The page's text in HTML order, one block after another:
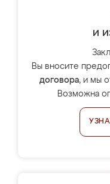
и
Вы вносите
договора, и мы
Возможна